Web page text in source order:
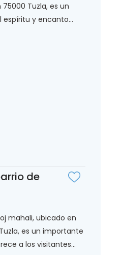
Tuzla, es un
y encanto...
de
mahali, ubicado en
es un importante
a los visitantes...